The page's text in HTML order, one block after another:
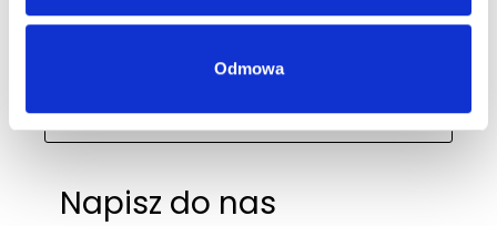
Odmowa
+48 694 403 787
Napisz do nas